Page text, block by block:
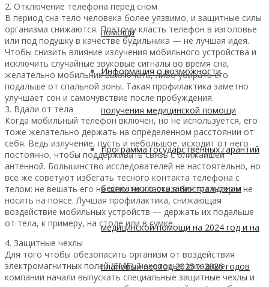
помощи
Информация о возможности
получения медицинской помощи
Программа государственных гарантий
бесплатного оказания гражданам
медицинской помощи на 2024 год и на
плановый период 2025 и 2026 годов
2. Отключение телефона перед сном
В период сна тело человека более уязвимо, и защитные силы
организма снижаются. Поэтому класть телефон в изголовье
или под подушку в качестве будильника — не лучшая идея.
Чтобы снизить влияние излучения мобильного устройства и
исключить случайные звуковые сигналы во время сна,
желательно мобильник выключать, либо убирать его
подальше от спальной зоны. Такая профилактика заметно
улучшает сон и самочувствие после пробуждения.
3. Вдали от тела
Когда мобильный телефон включен, но не используется, его
тоже желательно держать на определенном расстоянии от
себя. Ведь излучение, пусть и небольшое, исходит от него
постоянно, чтобы поддерживать связь с ближайшей
антенной. Большинство исследователей не настоятельно, но
все же советуют избегать тесного контакта телефона с
телом: не вешать его на шею, не класть в бюстгальтер и не
носить на поясе. Лучшая профилактика, снижающая
воздействие мобильных устройств — держать их подальше
от тела, к примеру, на столе или в сумке.
4. Защитные чехлы
Для того чтобы обезопасить организм от воздействия
электромагнитных полей (EMF), некоторые западные
компании начали выпускать специальные защитные чехлы и